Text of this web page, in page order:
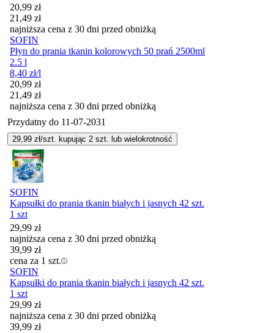
Cena promocyjna
20,99 zł
21,49 zł
najniższa cena z 30 dni przed obniżką
SOFIN
Płyn do prania tkanin kolorowych 50 prań 2500ml
2.5 l
8,40 zł/l
Cena promocyjna
20,99 zł
21,49 zł
najniższa cena z 30 dni przed obniżką
Przydatny do 11-07-2031
29,99 zł/szt. kupując 2 szt. lub wielokrotność
SOFIN
Kapsułki do prania tkanin białych i jasnych 42 szt.
1 szt
29,99 zł
najniższa cena z 30 dni przed obniżką
39,99 zł
cena za 1 szt.
SOFIN
Kapsułki do prania tkanin białych i jasnych 42 szt.
1 szt
29,99 zł
najniższa cena z 30 dni przed obniżką
39,99 zł